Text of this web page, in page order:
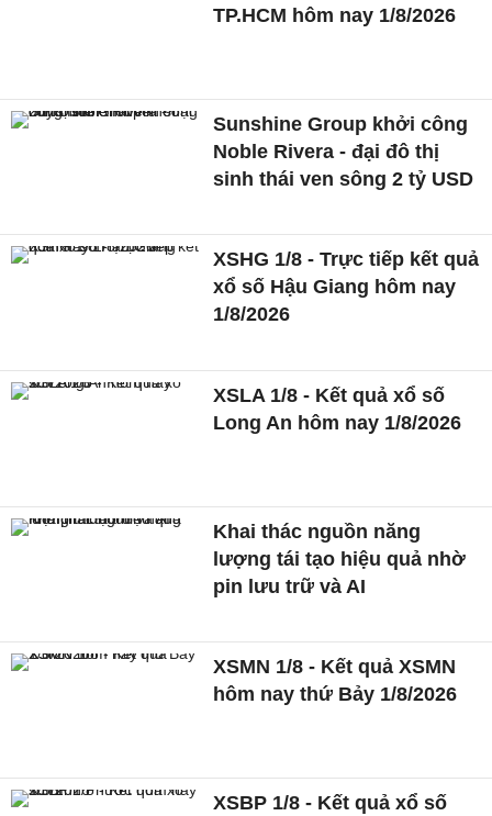
TP.HCM hôm nay 1/8/2026
Sunshine Group khởi công
Noble Rivera - đại đô thị
sinh thái ven sông 2 tỷ USD
XSHG 1/8 - Trực tiếp kết quả
xổ số Hậu Giang hôm nay
1/8/2026
XSLA 1/8 - Kết quả xổ số
Long An hôm nay 1/8/2026
Khai thác nguồn năng
lượng tái tạo hiệu quả nhờ
pin lưu trữ và AI
XSMN 1/8 - Kết quả XSMN
hôm nay thứ Bảy 1/8/2026
XSBP 1/8 - Kết quả xổ số